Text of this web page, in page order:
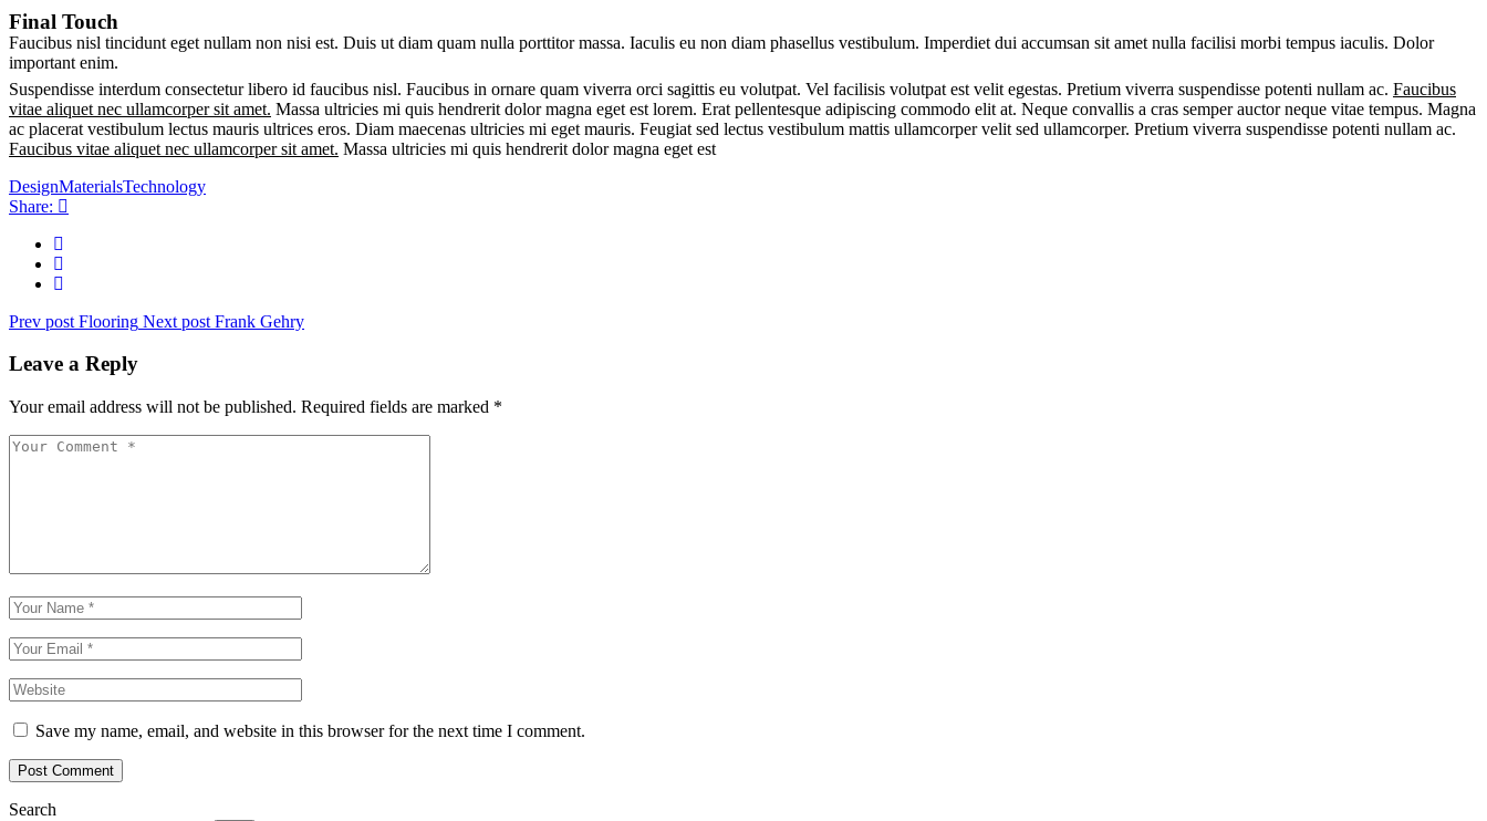
Final Touch
Faucibus nisl tincidunt eget nullam non nisi est. Duis ut diam quam nulla porttitor massa. Iaculis eu non diam phasellus vestibulum. Imperdiet dui accumsan sit amet nulla facilisi morbi tempus iaculis. Dolor
important enim.
Suspendisse interdum consectetur libero id faucibus nisl. Faucibus in ornare quam viverra orci sagittis eu volutpat. Vel facilisis volutpat est velit egestas. Pretium viverra suspendisse potenti nullam ac. Faucibus
vitae aliquet nec ullamcorper sit amet. Massa ultricies mi quis hendrerit dolor magna eget est lorem. Erat pellentesque adipiscing commodo elit at. Neque convallis a cras semper auctor neque vitae tempus. Magna
ac placerat vestibulum lectus mauris ultrices eros. Diam maecenas ultricies mi eget mauris. Feugiat sed lectus vestibulum mattis ullamcorper velit sed ullamcorper. Pretium viverra suspendisse potenti nullam ac.
Faucibus vitae aliquet nec ullamcorper sit amet. Massa ultricies mi quis hendrerit dolor magna eget est
DesignMaterialsTechnology
Share:
Prev post Flooring Next post Frank Gehry
Leave a Reply
Your email address will not be published. Required fields are marked *
Save my name, email, and website in this browser for the next time I comment.
Post Comment
Search